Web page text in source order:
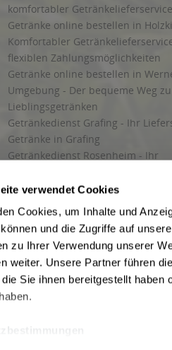
verwendet Cookies
Cookies, um Inhalte und
und die Zugriffe auf
zu Ihrer Verwendung unserer
weiter. Unsere Partner führen
Sie ihnen bereitgestellt
komfortabler Getränkelieferservice
Getränke online bestellen in
Komfortabler
flexiblen Zahlungsmöglichkeiten
Getränke online bestellen in
Umgebung - Der bequeme Weg
Lieblingsgetränken
Getränkedienst Grafing - Ihr
Getränke in Grafing
Getränkedienst Rosenheim - Ihr
und Umgebung
Getränkelieferung in Starnberg
Liefergebiet
Lieferservice für Getränke
Wir liefern Getränke
Kontakt
Newsletter